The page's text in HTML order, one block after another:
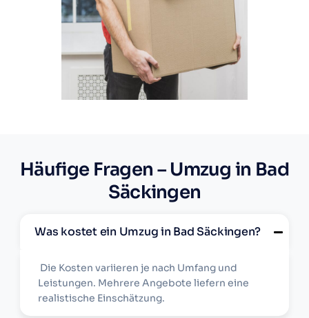
Häufige Fragen – Umzug in Bad
Säckingen
Was kostet ein Umzug in Bad Säckingen?
Die Kosten variieren je nach Umfang und
Leistungen. Mehrere Angebote liefern eine
realistische Einschätzung.